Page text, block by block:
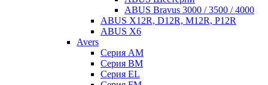
ABUS Bravus 3000 / 3500 / 4000
ABUS X12R, D12R, M12R, P12R
ABUS X6
Avers
Серия AM
Серия BM
Серия EL